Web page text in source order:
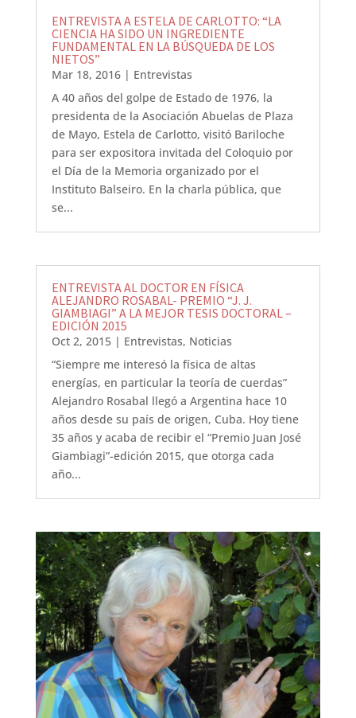
ENTREVISTA A ESTELA DE CARLOTTO: “LA
CIENCIA HA SIDO UN INGREDIENTE
FUNDAMENTAL EN LA BÚSQUEDA DE LOS
NIETOS”
Mar 18, 2016| Entrevistas
A 40 años del golpe de Estado de 1976, la
presidenta de la Asociación Abuelas de Plaza
de Mayo, Estela de Carlotto, visitó Bariloche
para ser expositora invitada del Coloquio por
el Día de la Memoria organizado por el
Instituto Balseiro. En la charla pública, que
se...
ENTREVISTA AL DOCTOR EN FÍSICA
ALEJANDRO ROSABAL- PREMIO “J. J.
GIAMBIAGI” A LA MEJOR TESIS DOCTORAL –
EDICIÓN 2015
Oct 2, 2015| Entrevistas, Noticias
“Siempre me interesó la física de altas
energías, en particular la teoría de cuerdas”
Alejandro Rosabal llegó a Argentina hace 10
años desde su país de origen, Cuba. Hoy tiene
35 años y acaba de recibir el “Premio Juan José
Giambiagi”-edición 2015, que otorga cada
año...